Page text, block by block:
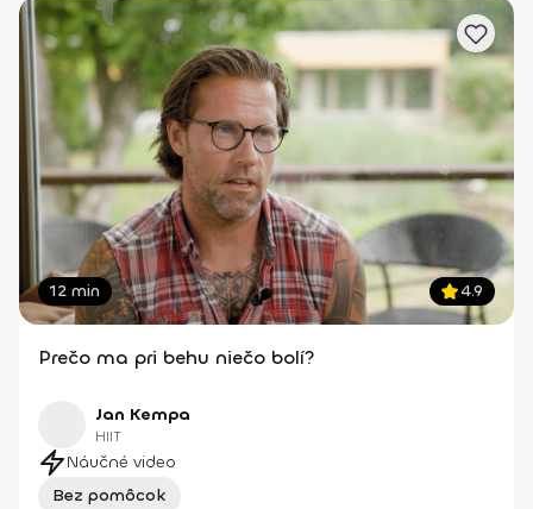
12 min 4.9
Prečo ma pri behu niečo bolí?
Jan Kempa
HIIT
Náučné video
Bez pomôcok